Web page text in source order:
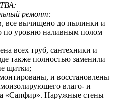
ремонт:
все вычищено до пылинки и
по уровню наливным полом
всех труб, сантехники и
также полностью заменили
щитки;
и восстановлены
влаго- и
«Сапфир». Наружные стены